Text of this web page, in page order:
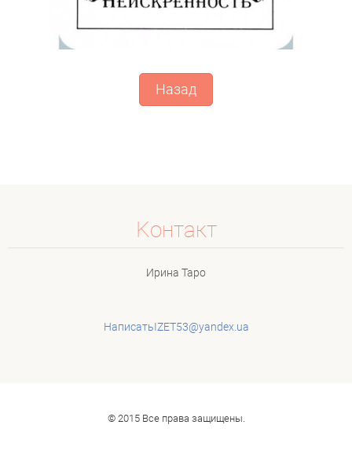
Назад
Koнтакт
Ирина Таро
НаписатьIZET53@yandex.ua
© 2015 Все права защищены.